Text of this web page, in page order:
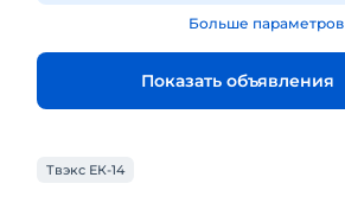
Больше параметров
Показать объявления
Твэкс ЕК-14